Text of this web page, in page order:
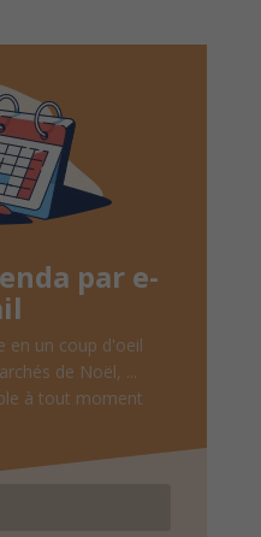
par e-
en un coup d'oeil
de Noël, ...
à tout moment